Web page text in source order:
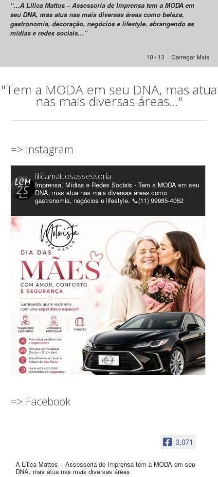
“…A Lilica Mattos – Assessoria de Imprensa tem a MODA em
seu DNA, mas atua nas mais diversas áreas como beleza,
gastronomia, decoração, negócios e lifestyle, abrangendo as
mídias e redes sociais…”
Carregar Mais
10 / 13
"Tem a MODA em seu DNA, mas atua
nas mais diversas áreas..."
=> Instagram
lilicamattosassessoria
Imprensa, Mídias e Redes Sociais - Tem a MODA em seu
DNA, mas atua nas mais diversas áreas como
gastronomia, negócios e lifestyle. 📞(11) 99985-4052
=> Facebook
3,071
A Lilica Mattos – Assessoria de Imprensa tem a MODA em seu
DNA, mas atua nas mais diversas áreas